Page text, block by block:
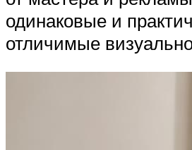
одинаковые и
отличимые